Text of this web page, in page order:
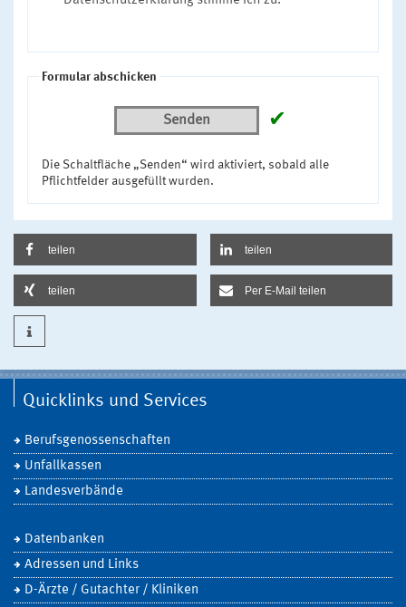
Formular abschicken
Senden ✔
Die Schaltfläche „Senden“ wird aktiviert, sobald alle
Pflichtfelder ausgefüllt wurden.
teilen teilen
teilen Per E-Mail teilen
Quicklinks und Services
Berufsgenossenschaften
Unfallkassen
Landesverbände
Datenbanken
Adressen und Links
D-Ärzte / Gutachter / Kliniken